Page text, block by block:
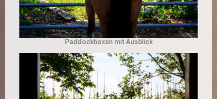
Paddockboxen mit Ausblick